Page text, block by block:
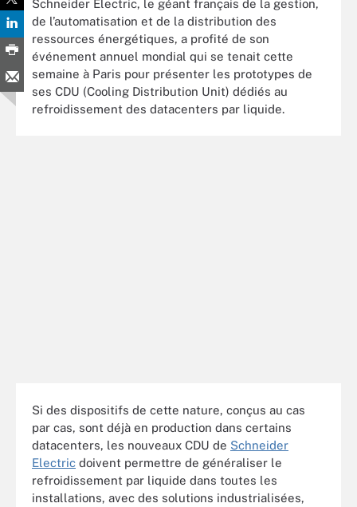
Schneider Electric, le géant français de la gestion,
de l’automatisation et de la distribution des
ressources énergétiques, a profité de son
événement annuel mondial qui se tenait cette
semaine à Paris pour présenter les prototypes de
ses CDU (Cooling Distribution Unit) dédiés au
refroidissement des datacenters par liquide.
Si des dispositifs de cette nature, conçus au cas
par cas, sont déjà en production dans certains
datacenters, les nouveaux CDU de Schneider
Electric doivent permettre de généraliser le
refroidissement par liquide dans toutes les
installations, avec des solutions industrialisées,